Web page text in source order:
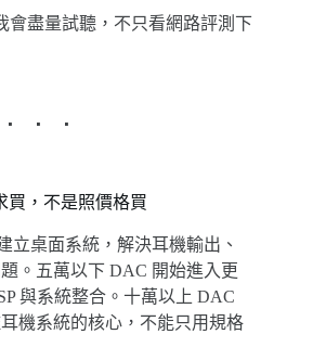
會盡量試聽，不只看網路評測下
買，不是照價格買
立桌面系統，解決耳機輸出、
。五萬以下 DAC 開始進入更
與系統整合。十萬以上 DAC
機系統的核心，不能只用規格